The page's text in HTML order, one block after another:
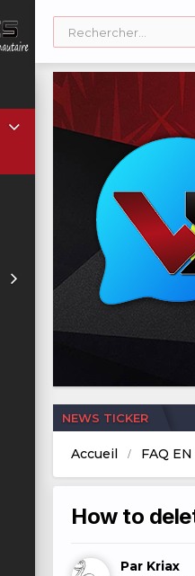
NEWS TICKER
Accueil FAQ EN
How to
Par Kriax